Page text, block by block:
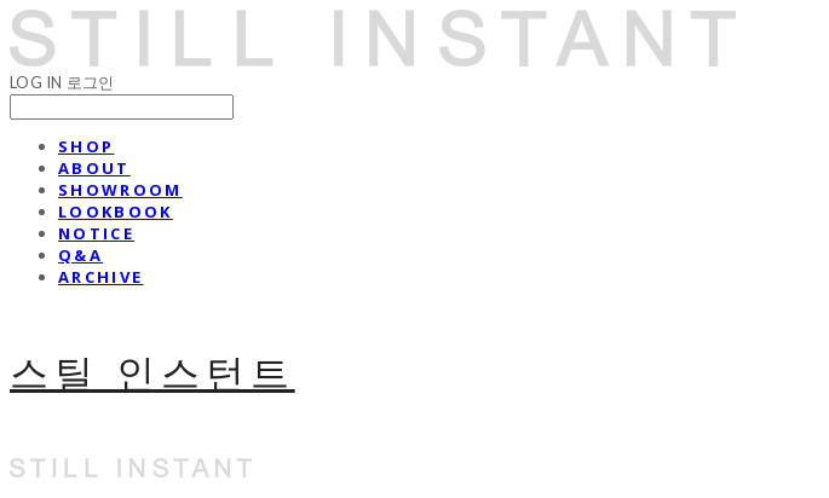
LOG IN 로그인
SHOP
ABOUT
SHOWROOM
LOOKBOOK
NOTICE
Q&A
ARCHIVE
스틸 인스턴트